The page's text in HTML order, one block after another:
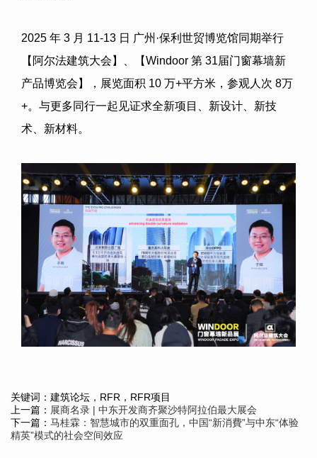
2025 年 3 月 11-13 日 广州 ·保利世贸博览馆同期举行
【阿尔法建筑大会】、【Windoor 第 31届门窗幕墙新
产品博览会】，展览面积 10 万+平方米，参观人次 8万
+。与更多同行一起见证求全新项目、新设计、新技
术、新材料。
关键词：建筑论坛，RFR，RFR项目
上一篇： 展商名录 | 中东开发商齐聚沙特阿拉伯最大展会
下一篇： 马桂霖：智慧城市的双重面孔，中国“新消費”与中东“体验
精英”模式的社会空间效应